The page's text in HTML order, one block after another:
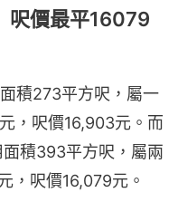
價最平16079
積273平方呎，屬一
，呎價16,903元。而
積393平方呎，屬兩
，呎價16,079元。